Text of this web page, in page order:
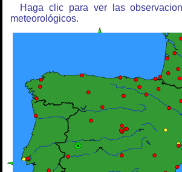
Haga clic para ver las
meteorológicos.